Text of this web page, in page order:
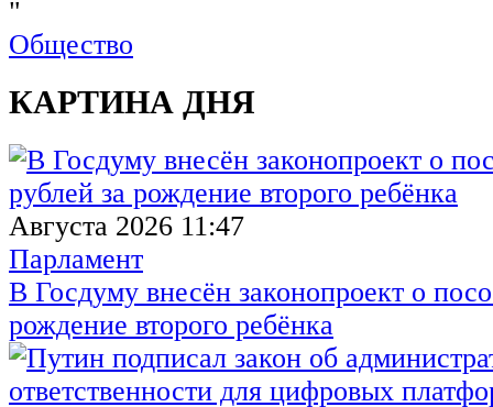
"
Общество
КАРТИНА ДНЯ
Августа 2026 11:47
Парламент
В Госдуму внесён законопроект о
рождение второго ребёнка